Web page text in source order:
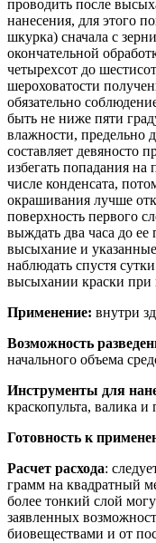
проводить после
нанесения, для этого
шкурка) сначала с
окончательной
четырехсот до
шероховатости
обязательно
быть не ниже пяти
влажности, предельно
составляет
избегать попадания на
числе конденсата,
окрашивания лучше
поверхность первого
выждать два часа до
высыхание и
наблюдать спустя
высыхании краски при
Применение: внутри
Возможность
начального объема
Инструменты для
краскопульта, валика и
Готовность к
Расчет расхода:
грамм на квадратный
более тонкий слой
заявленных
биовеществами и от